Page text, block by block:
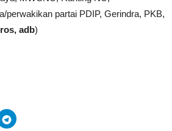
perwakikan partai PDIP, Gerindra, PKB,
adb)
Click
to